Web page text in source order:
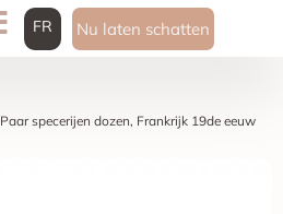
FR Nu laten schatten
Paar specerijen dozen, Frankrijk 19de eeuw